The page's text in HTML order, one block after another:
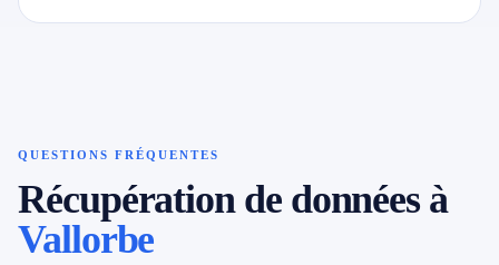
QUESTIONS FRÉQUENTES
Récupération de données à
Vallorbe